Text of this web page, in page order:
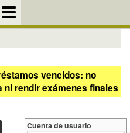
vencidos: no
rendir exámenes finales
Cuenta de usuario